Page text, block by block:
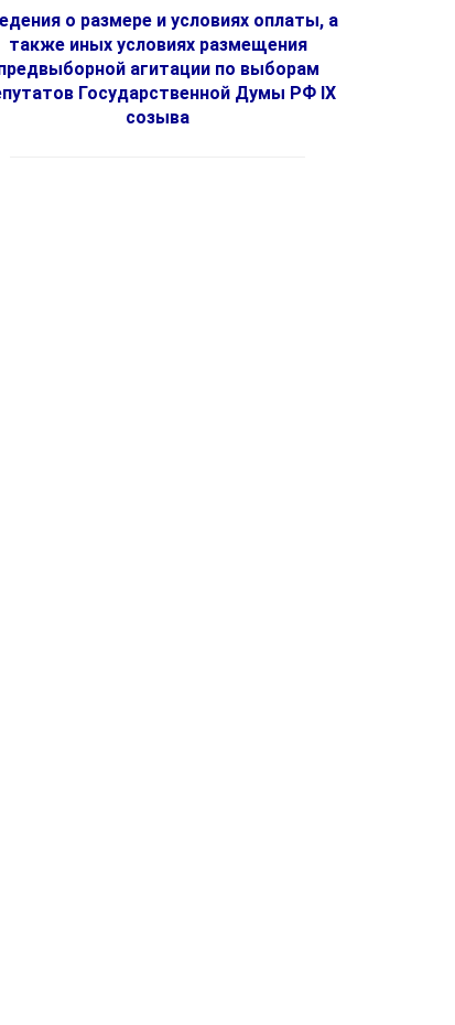
о размере и условиях оплаты, а
также иных условиях размещения
агитации по выборам
Государственной Думы РФ IX
созыва